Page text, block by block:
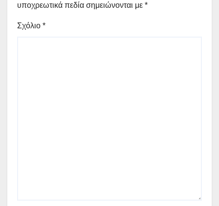
υποχρεωτικά πεδία σημειώνονται με *
Σχόλιο *